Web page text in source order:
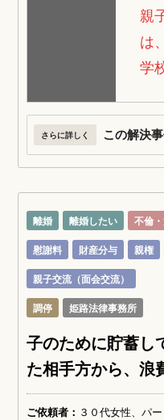
親
は
学
さらに詳しく この解決
離婚 離婚したい
不倫
慰謝料
財産分与 親権
親子交流（面会交流）
調停
姫路法律事務所
子のために貯蓄し
た相手方から、浪
ご依頼者： ３０代女性、パ